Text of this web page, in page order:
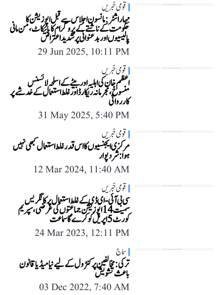
قومی خبریں
مہاراشٹر: مانسون اجلاس سے قبل اپوزیشن کا
حکومت کے ناشتے کے پروگرام کا بائیکاٹ، من مانی
پالیسیوں اور بدعنوانی پر شدید اعتراض
29 Jun 2025, 10:11 PM
قومی خبریں
اعظم خان کی اہلیہ اور بیٹے کے اسلحہ لائسنس
منسوخ، مجرمانہ ریکارڈ اور غلط استعمال کے خدشے پر
کارروائی
31 May 2025, 5:40 PM
قومی خبریں
مرکزی ایجنسیوں کا اس قدر غلط استعمال کبھی نہیں
ہوا: شرد پوار
12 Mar 2024, 11:40 AM
قومی خبریں
سی بی آئی-ای ڈی کے غلط استعمال پر کانگریس
سمیت 14 اپوزیشن جماعتوں کی عرضی، سپریم
کورٹ 5 اپریل کو کرے گا سماعت
24 Mar 2023, 12:11 PM
سماج
ترکی: مخالفین پر کنٹرول کے لیے نیا میڈیا قانون
باعث تشویش
03 Dec 2022, 7:40 AM